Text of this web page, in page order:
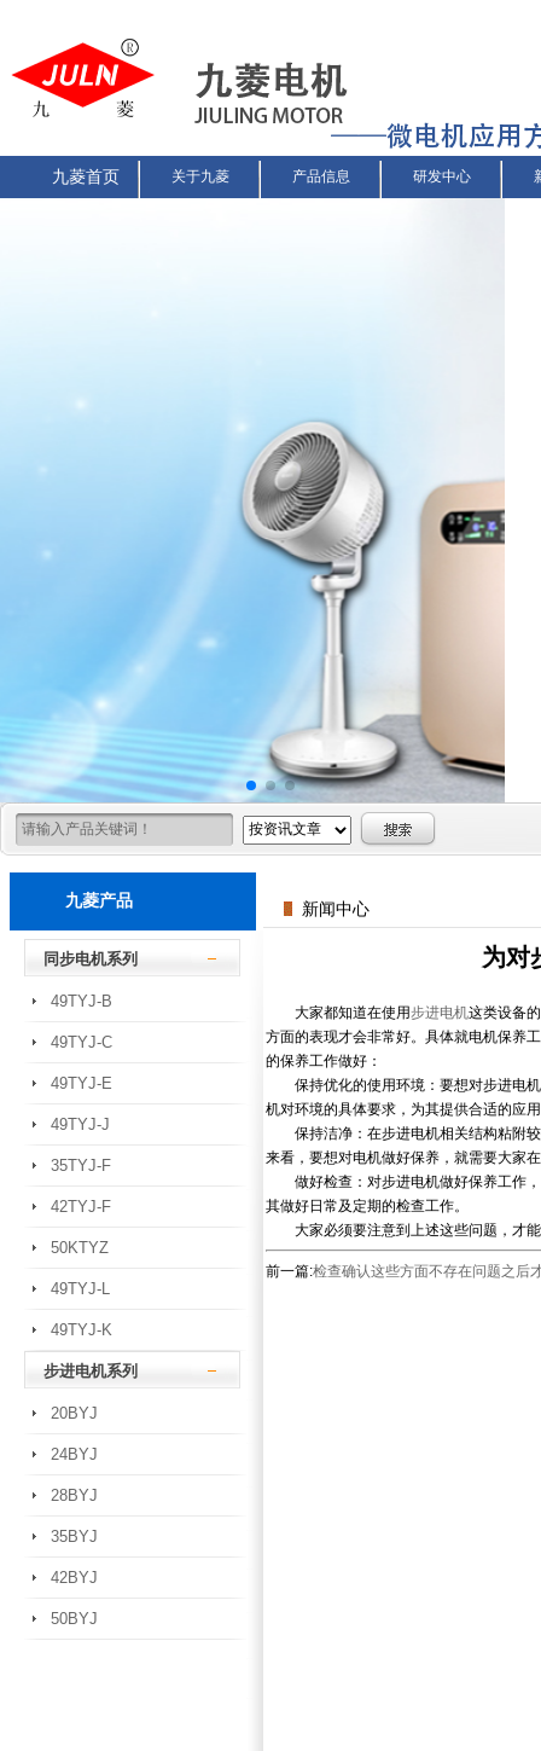
九菱首页 关于九菱 产品信息 研发中心
九菱产品
同步电机系列
49TYJ-B
49TYJ-C
49TYJ-E
49TYJ-J
35TYJ-F
42TYJ-F
50KTYZ
49TYJ-L
49TYJ-K
步进电机系列
20BYJ
24BYJ
28BYJ
35BYJ
42BYJ
50BYJ
新闻中心
为对
大家都知道在使用步进电机这类设备
方面的表现才会非常好。具体就电机保养
的保养工作做好：
保持优化的使用环境：要想对步进电机
机对环境的具体要求，为其提供合适的应
保持洁净：在步进电机相关结构粘附较
来看，要想对电机做好保养，就需要大家
做好检查：对步进电机做好保养工作，
其做好日常及定期的检查工作。
大家必须要注意到上述这些问题，才能
前一篇:检查确认这些方面不存在问题之后